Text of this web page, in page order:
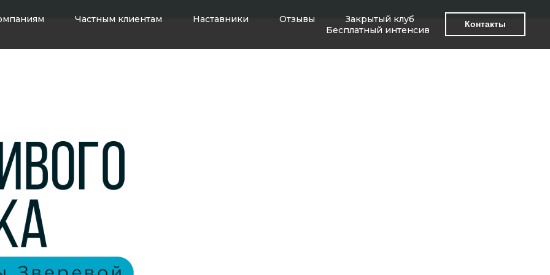
Частным клиентам Наставники Отзывы
Закрытый клуб
Бесплатный интенсив
Контакты